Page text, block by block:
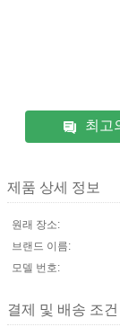
최고
제품 상세 정보
원래 장소:
브랜드 이름:
모델 번호:
결제 및 배송 조건